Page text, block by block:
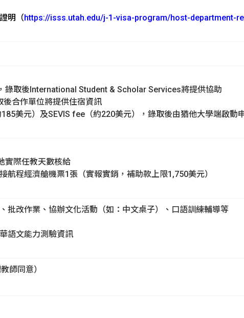
明（https://isss.utah.edu/j-1-visa-program/host-department-
錄取後International Student & Scholar Services將提供協助
合作單位將提供住宿資訊
美元）及SEVIS fee（約220美元），錄取後由猶他大學端啟動
實際任教天數核給
航程經濟艙機票1張（實報實銷，補助款上限1,750美元）
批改作業、協辦文化活動（如：中文桌子）、口語訓練輔導等
語文能力測驗資訊
師同意）